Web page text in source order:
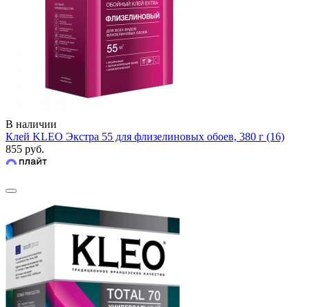
В наличии
Клей KLEO Экстра 55 для флизелиновых обоев, 380 г (16)
855 руб.